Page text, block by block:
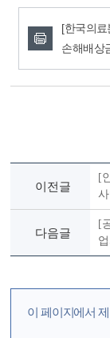
[한국의료
손해배상
이전글
[
다음글
[
이 페이지에서